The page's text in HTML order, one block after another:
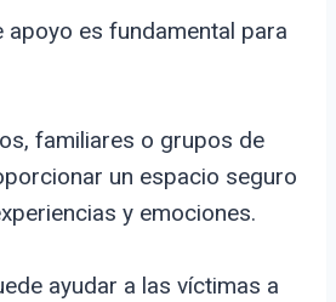
apoyo es fundamental para
familiares o grupos de
un espacio seguro
y emociones.
ayudar a las víctimas a